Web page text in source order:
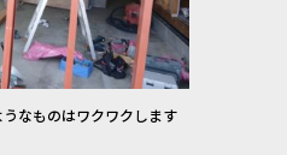
なものはワクワクします